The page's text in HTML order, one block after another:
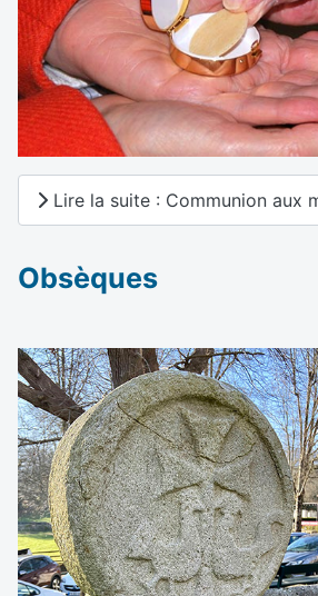
Lire la suite : Communion aux
Obsèques